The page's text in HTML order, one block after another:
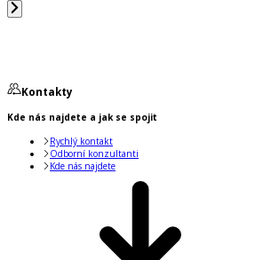
Kontakty
Kde nás najdete a jak se spojit
Rychlý kontakt
Odborní konzultanti
Kde nás najdete